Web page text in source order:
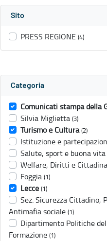
Sito
PRESS REGIONE (4)
Categoria
Comunicati stampa della
Silvia Miglietta (3)
Turismo e Cultura (2)
Istituzione e
Salute, sport e buona vita
Welfare, Diritti e
Foggia (1)
Lecce (1)
Sez. Sicurezza Cittadino,
Antimafia sociale (1)
Dipartimento Politiche
Formazione (1)